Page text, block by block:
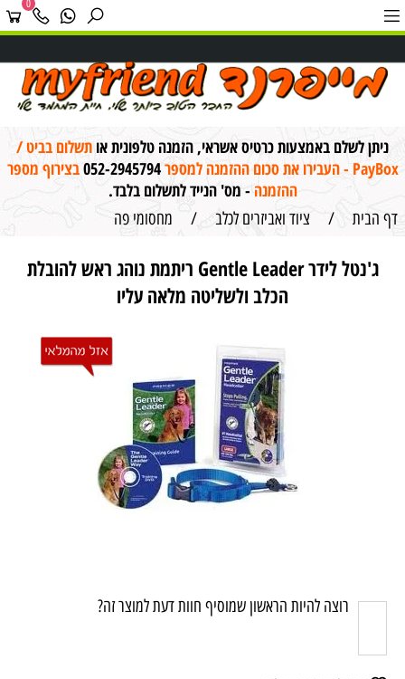
0
ניתן לשלם באמצעות כרטיס אשראי, הזמנה טלפונית או תשלום בביט /
PayBox - העבירו את סכום ההזמנה למספר
052-2945794בצירוף מספר
ההזמנה - מס' הנייד לתשלום בלבד.
דף הבית / ציוד ואביזרים לכלב / מחסומי פה
ג'נטל לידר Gentle Leader ריתמת נוהג ראש להובלת
הכלב ולשליטה מלאה עליו
רוצה להיות הראשון שמוסיף חוות דעת למוצר זה?